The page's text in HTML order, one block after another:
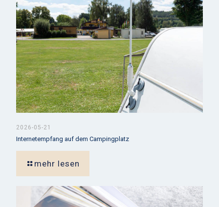
2026-05-21
Internetempfang auf dem Campingplatz
mehr lesen